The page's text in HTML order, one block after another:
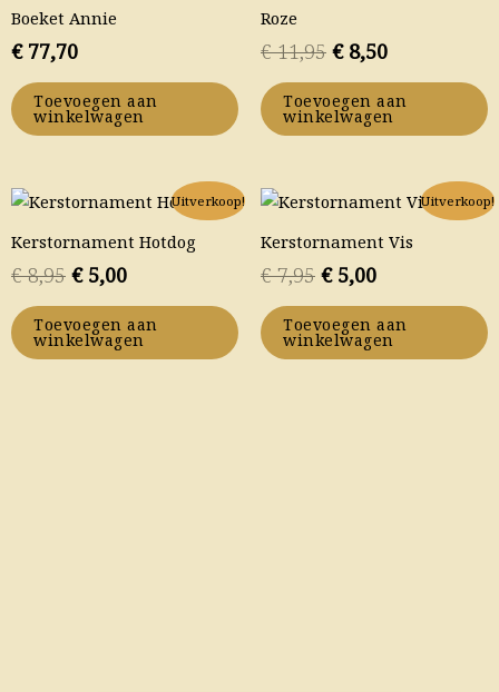
Boeket Annie
€77,70
Toevoegen aan
winkelwagen
Roze
€11,95 €8,50
Toevoegen aan
winkelwagen
Uitverkoop!
Kerstornament Hotdog
€8,95
Oorspronkelijke
was:
€ 8,95.
€5,00
Huidige
is:
€ 5,00.
Toevoegen aan
winkelwagen
Uitverkoop!
Kerstornament Vis
€7,95
Oorspronkelijke
was:
€ 7,95.
€5,00
Huidige
is:
€ 5,00.
Toevoegen aan
winkelwagen